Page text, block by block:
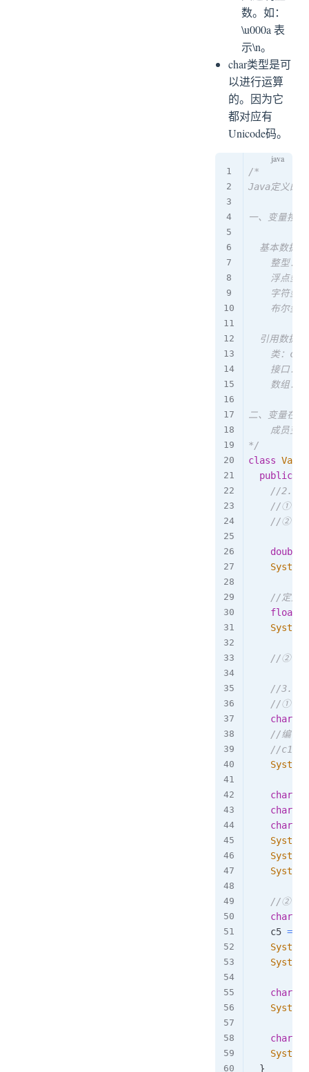
数。如：
\u000a 表
示\n。
char类型是可
以进行运算
的。因为它
都对应有
Unicode码。
/*
Java定义的
一、变量按
二、变量在
*/
class
public
//2. 浮
//① 浮
//②
double
System
//定义
float
System
//② 通常
//3. 字
//① 定
char
//编译
//c1 =
System
char
char
char
System
System
System
//② 表示
char
		c5
=
System
System
char
System
char
System
}